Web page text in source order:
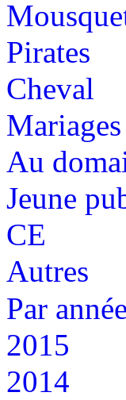
Pirates
Cheval
Mariages
Au
Jeune
CE
Autres
Par
2015
2014